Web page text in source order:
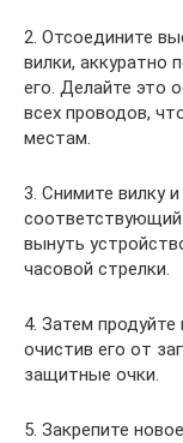
2. Отсоедините
вилки, аккуратно
его. Делайте это
всех проводов,
местам.
3. Снимите вилку
вынуть
часовой стрелки.
4. Затем
очистив его от
защитные очки.
5. Закрепите